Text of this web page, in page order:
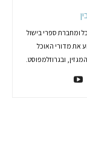
ומחברת ספרי בישול
את מדורי האוכל
ובגרוזלמפוסט.